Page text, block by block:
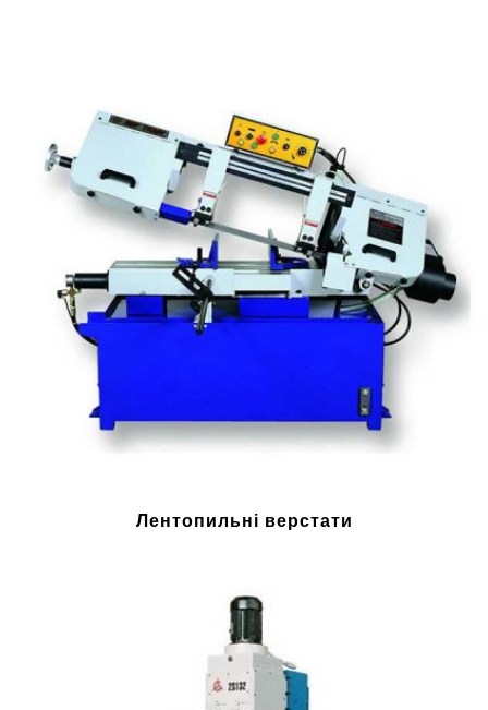
Лентопильні верстати